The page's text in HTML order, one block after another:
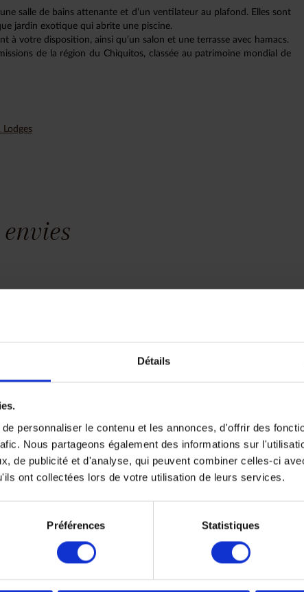
Détails
personnaliser le contenu et les annonces, d'offrir des
Nous partageons également des informations sur
de publicité et d'analyse, qui peuvent combiner celles-ci
ont collectées lors de votre utilisation de leurs services.
Préférences Statistiques
salle de bains attenante et d’un ventilateur au plafond. Elles sont
jardin exotique qui abrite une piscine.
à votre disposition, ainsi qu’un salon et une terrasse avec hamacs.
de la région du Chiquitos, classée au patrimoine mondial de
est unique, nous construisons
pas à bien détailler votre
régions souhaitées,
du Lundi au Vendredi de
uniquement sur rendez-
4 place de Valois 75001